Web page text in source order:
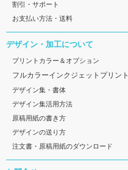
割引・サポート
お支払い方法・送料
デザイン・加工について
プリントカラー＆オプション
フルカラーインクジェットプリント
デザイン集・書体
デザイン集活用方法
原稿用紙の書き方
デザインの送り方
注文書・原稿用紙のダウンロード